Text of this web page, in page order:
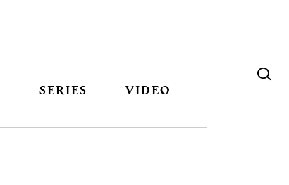
SERIES VIDEO